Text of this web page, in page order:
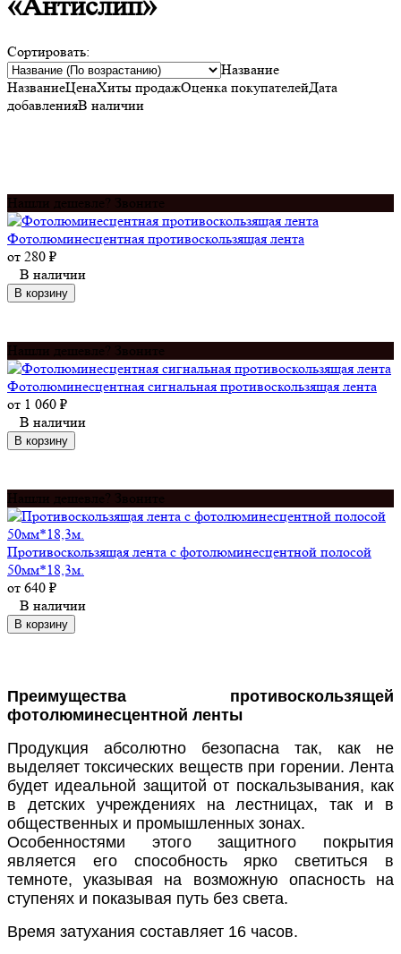
«Антислип»
Сортировать:
Название
НазваниеЦенаХиты продажОценка покупателейДата
добавленияВ наличии
Нашли дешевле? Звоните
Фотолюминесцентная противоскользящая лента
от 280 ₽
В наличии
В корзину
Нашли дешевле? Звоните
Фотолюминесцентная сигнальная противоскользящая лента
от 1 060 ₽
В наличии
В корзину
Нашли дешевле? Звоните
Противоскользящая лента с фотолюминесцентной полосой
50мм*18,3м.
от 640 ₽
В наличии
В корзину
Преимущества противоскользящей
фотолюминесцентной ленты
Продукция абсолютно безопасна так, как не
выделяет токсических веществ при горении. Лента
будет идеальной защитой от поскальзывания, как
в детских учреждениях на лестницах, так и в
общественных и промышленных зонах.
Особенностями этого защитного покрытия
является его способность ярко светиться в
темноте, указывая на возможную опасность на
ступенях и показывая путь без света.
Время затухания составляет 16 часов.